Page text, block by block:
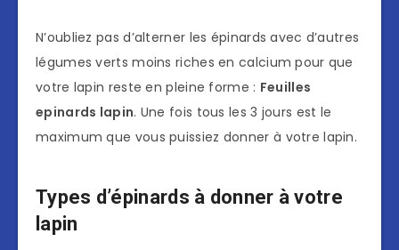
N’oubliez pas d’alterner les épinards avec d’autres
légumes verts moins riches en calcium pour que
votre lapin reste en pleine forme : Feuilles
epinards lapin. Une fois tous les 3 jours est le
maximum que vous puissiez donner à votre lapin.
Types d’épinards à donner à votre
lapin